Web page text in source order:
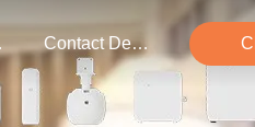
Contact De V.s.